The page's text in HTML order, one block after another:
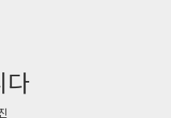
다